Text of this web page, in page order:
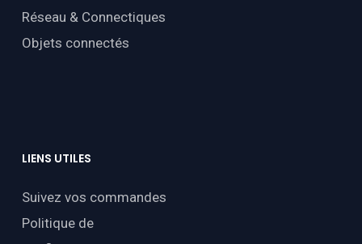
Réseau & Connectiques
Objets connectés
LIENS UTILES
Suivez vos commandes
Politique de